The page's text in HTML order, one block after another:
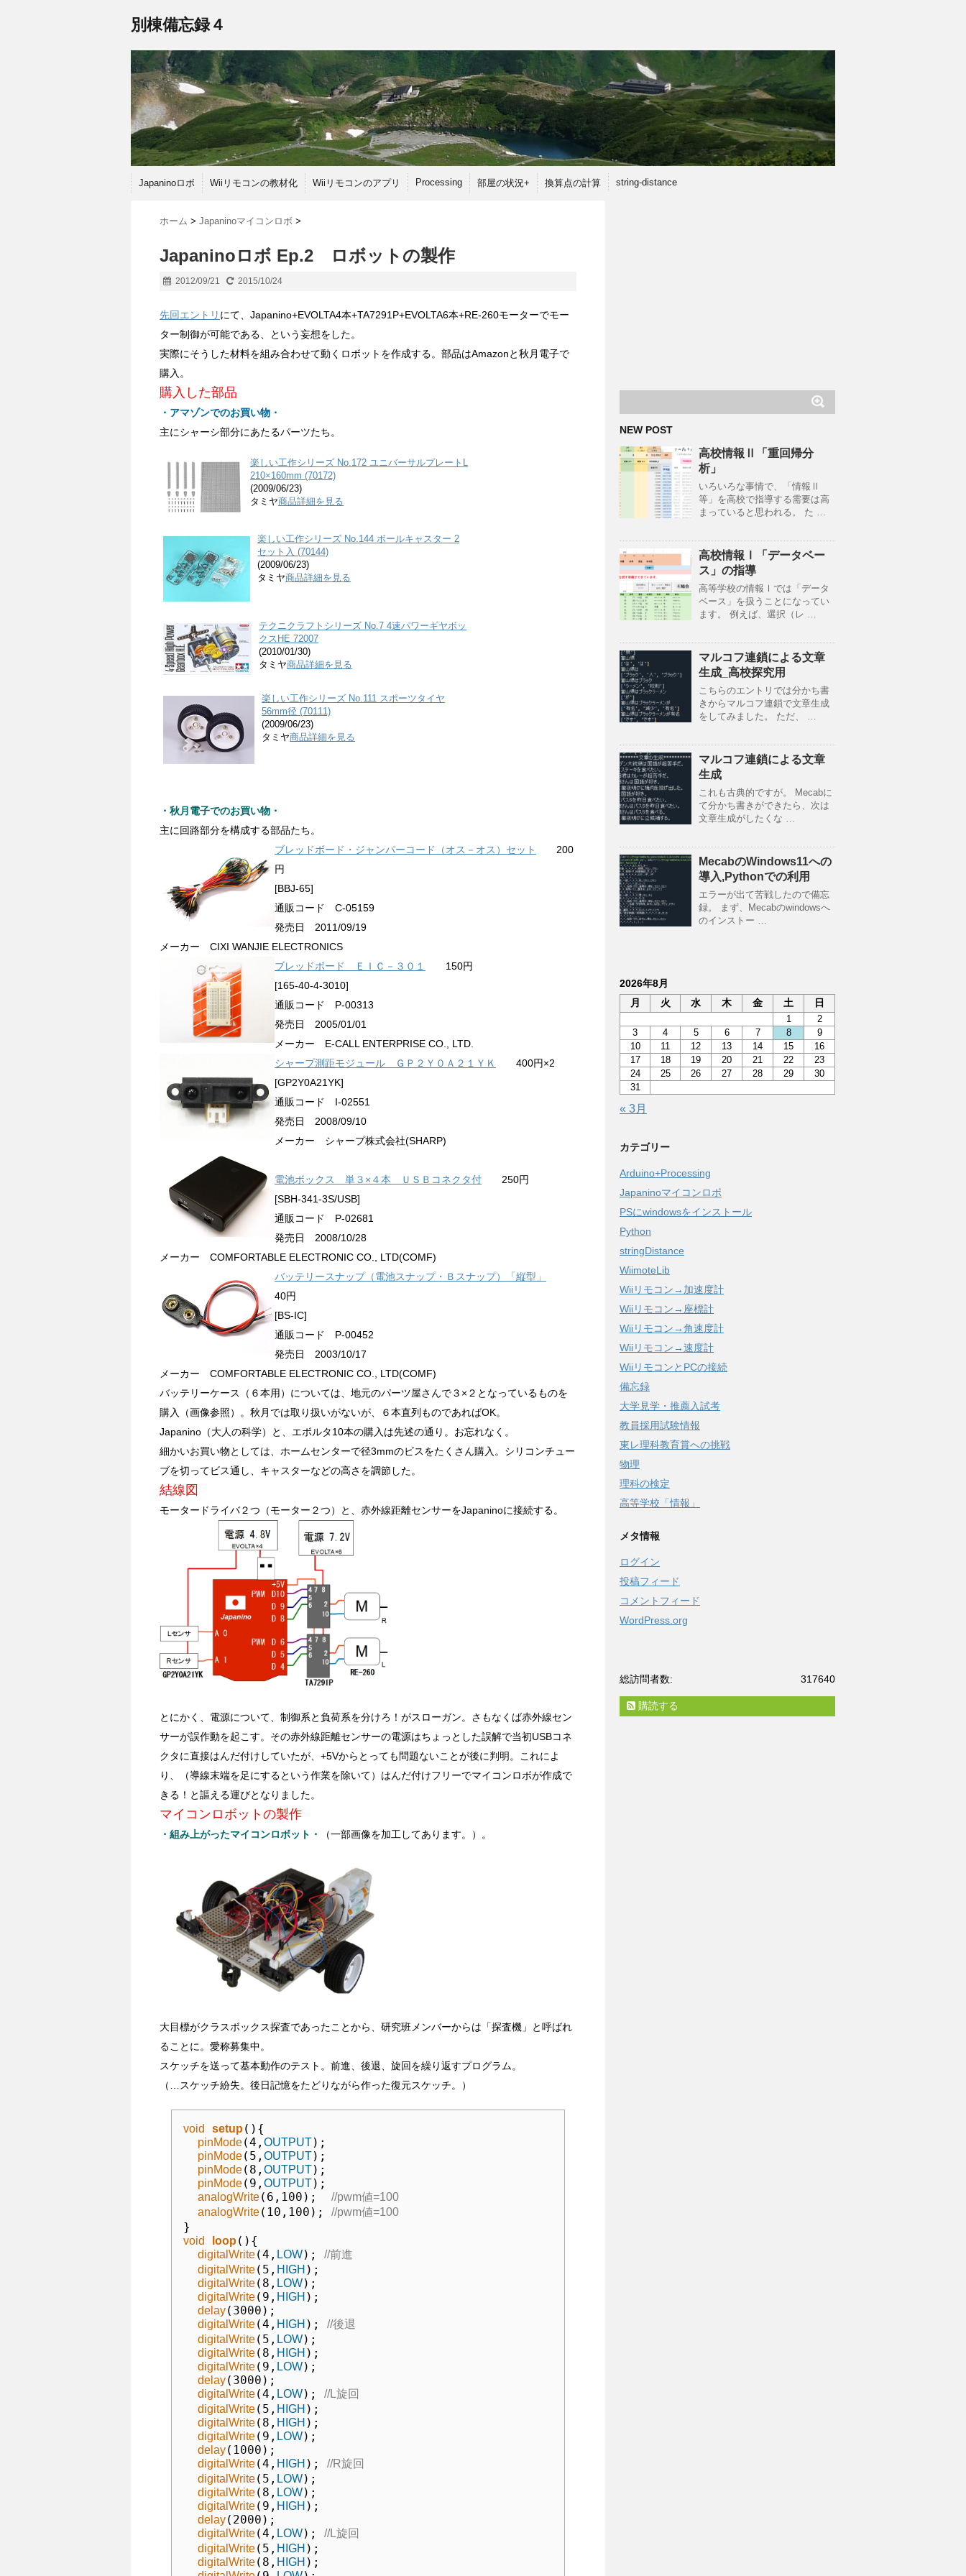
別棟備忘録４
Japaninoロボ Wiiリモコンの教材化 Wiiリモコンのアプリ Processing 部屋の状況+ 換算点の計算 string-distance
ホーム > Japaninoマイコンロボ >
Japaninoロボ Ep.2 ロボットの製作
2012/09/21 2015/10/24
先回エントリ にて、Japanino+EVOLTA4本+TA7291P+EVOLTA6本+RE-260モーターでモー
ター制御が可能である、という妄想をした。
実際にそうした材料を組み合わせて動くロボットを作成する。部品はAmazonと秋月電子で
購入。
購入した部品
・アマゾンでのお買い物・
主にシャーシ部分にあたるパーツたち。
楽しい工作シリーズ No.172 ユニバーサルプレートL
210×160mm (70172)
(2009/06/23)
タミヤ商品詳細を見る
楽しい工作シリーズ No.144 ボールキャスター 2
セット入 (70144)
(2009/06/23)
タミヤ商品詳細を見る
テクニクラフトシリーズ No.7 4速パワーギヤボッ
クスHE 72007
(2010/01/30)
タミヤ商品詳細を見る
楽しい工作シリーズ No.111 スポーツタイヤ
56mm径 (70111)
(2009/06/23)
タミヤ商品詳細を見る
・秋月電子でのお買い物・
主に回路部分を構成する部品たち。
ブレッドボード・ジャンパーコード（オス－オス）セット
200
円
[BBJ-65]
通販コード C-05159
発売日 2011/09/19
メーカー CIXI WANJIE ELECTRONICS
ブレッドボード ＥＩＣ－３０１
150円
[165-40-4-3010]
通販コード P-00313
発売日 2005/01/01
メーカー E-CALL ENTERPRISE CO., LTD.
シャープ測距モジュール ＧＰ２Ｙ０Ａ２１ＹＫ
400円×2
[GP2Y0A21YK]
通販コード I-02551
発売日 2008/09/10
メーカー シャープ株式会社(SHARP)
電池ボックス 単３×４本 ＵＳＢコネクタ付 250円
[SBH-341-3S/USB]
通販コード P-02681
発売日 2008/10/28
メーカー COMFORTABLE ELECTRONIC CO., LTD(COMF)
バッテリースナップ（電池スナップ・Ｂスナップ）「縦型」
40円
[BS-IC]
通販コード P-00452
発売日 2003/10/17
メーカー COMFORTABLE ELECTRONIC CO., LTD(COMF)
バッテリーケース（６本用）については、地元のパーツ屋さんで３×２となっているものを
購入（画像参照）。秋月では取り扱いがないが、６本直列ものであればOK。
Japanino（大人の科学）と、エボルタ10本の購入は先述の通り。お忘れなく。
細かいお買い物としては、ホームセンターで径3mmのビスをたくさん購入。シリコンチュー
ブを切ってビス通し、キャスターなどの高さを調節した。
結線図
モータードライバ２つ（モーター２つ）と、赤外線距離センサーをJapaninoに接続する。
とにかく、電源について、制御系と負荷系を分けろ！がスローガン。さもなくば赤外線セン
サーが誤作動を起こす。その赤外線距離センサーの電源はちょっとした誤解で当初USBコネ
クタに直接はんだ付けしていたが、+5Vからとっても問題ないことが後に判明。これによ
り、（導線末端を足にするという作業を除いて）はんだ付けフリーでマイコンロボが作成で
きる！と謳える運びとなりました。
マイコンロボットの製作
・組み上がったマイコンロボット・ （一部画像を加工してあります。）。
大目標がクラスボックス探査であったことから、研究班メンバーからは「探査機」と呼ばれ
ることに。愛称募集中。
スケッチを送って基本動作のテスト。前進、後退、旋回を繰り返すプログラム。
（…スケッチ紛失。後日記憶をたどりながら作った復元スケッチ。）
void setup(){
pinMode(4, OUTPUT);
pinMode(5, OUTPUT);
pinMode(8, OUTPUT);
pinMode(9, OUTPUT);
analogWrite(6,100); //pwm値=100
analogWrite(10,100); //pwm値=100
void loop(){
digitalWrite(4, LOW); //前進
digitalWrite(5, HIGH );
digitalWrite(8, LOW);
digitalWrite(9, HIGH );
delay(3000);
digitalWrite(4, HIGH ); //後退
digitalWrite(5, LOW);
digitalWrite(8, HIGH );
digitalWrite(9, LOW);
delay(3000);
digitalWrite(4, LOW); //L旋回
digitalWrite(5, HIGH );
digitalWrite(8, HIGH );
digitalWrite(9, LOW);
delay(1000);
digitalWrite(4, HIGH ); //R旋回
digitalWrite(5, LOW);
digitalWrite(8, LOW);
digitalWrite(9, HIGH );
delay(2000);
digitalWrite(4, LOW); //L旋回
digitalWrite(5, HIGH );
digitalWrite(8, HIGH );
NEW POST
高校情報Ⅱ「重回帰分
析」
いろいろな事情で、「情報Ⅱ
等」を高校で指導する需要は高
まっていると思われる。 た …
高校情報Ⅰ「データベー
ス」の指導
高等学校の情報Ⅰでは「データ
ベース」を扱うことになってい
ます。 例えば、選択（レ …
マルコフ連鎖による文章
生成_高校探究用
こちらのエントリでは分かち書
きからマルコフ連鎖で文章生成
をしてみました。 ただ、 …
マルコフ連鎖による文章
生成
これも古典的ですが。 Mecabに
て分かち書きができたら、次は
文章生成がしたくな …
MecabのWindows11への
導入,Pythonでの利用
エラーが出て苦戦したので備忘
録。 まず、Mecabのwindowsへ
のインストー …
2026年8月
月
火 水 木 金 土 日
1
2
3
4 5 6 7 8
9
10
11 12 13 14 15
16
17
18 19 20 21 22
23
24
25 26 27 28 29
30
31
« 3月
カテゴリー
Arduino+Processing
Japaninoマイコンロボ
PSにwindowsをインストール
Python
stringDistance
WiimoteLib
Wiiリモコン→加速度計
Wiiリモコン→座標計
Wiiリモコン→角速度計
Wiiリモコン→速度計
WiiリモコンとPCの接続
備忘録
大学見学・推薦入試考
教員採用試験情報
東レ理科教育賞への挑戦
物理
理科の検定
高等学校「情報」
メタ情報
ログイン
投稿フィード
コメントフィード
WordPress.org
317640
総訪問者数:
購読する